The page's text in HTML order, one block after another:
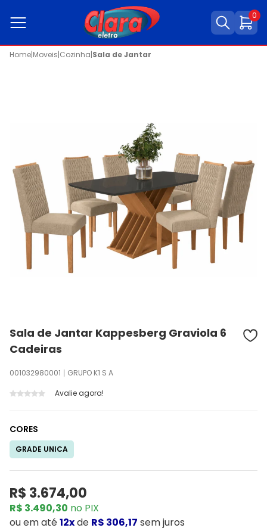
0
Home|Moveis|Cozinha|Sala de Jantar
Sala de Jantar Kappesberg Graviola 6
Cadeiras
001032980001
GRUPO K1 S A
Avalie agora!
R$ 3.674,00
R$ 3.490,30 no PIX
ouem até12xde R$ 306,17 sem juros
CORES
GRADE UNICA